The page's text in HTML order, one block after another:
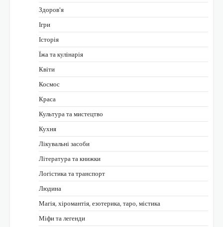
Здоров'я
Ігри
Історія
Їжа та кулінарія
Квіти
Космос
Краса
Культура та мистецтво
Кухня
Лікувальні засоби
Література та книжки
Логістика та транспорт
Людина
Магія, хіромантія, езотерика, таро, містика
Міфи та легенди